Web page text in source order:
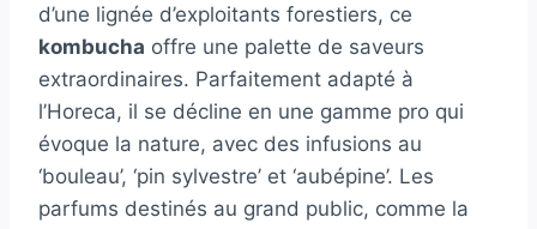
d’une lignée d’exploitants forestiers, ce
kombucha offre une palette de saveurs
extraordinaires. Parfaitement adapté à
l’Horeca, il se décline en une gamme pro qui
évoque la nature, avec des infusions au
‘bouleau’, ‘pin sylvestre’ et ‘aubépine’. Les
parfums destinés au grand public, comme la